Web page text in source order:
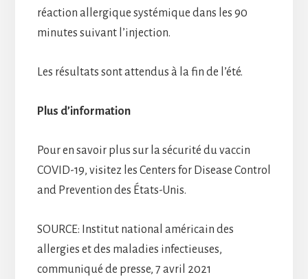
réaction allergique systémique dans les 90
minutes suivant l’injection.
Les résultats sont attendus à la fin de l’été.
Plus d’information
Pour en savoir plus sur la sécurité du vaccin
COVID-19, visitez les Centers for Disease Control
and Prevention des États-Unis.
SOURCE: Institut national américain des
allergies et des maladies infectieuses,
communiqué de presse, 7 avril 2021